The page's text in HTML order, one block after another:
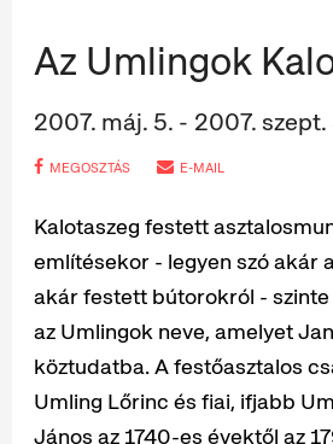
Az Umlingok
2007. máj. 5. - 2007. szept.
MEGOSZTÁS E-MAIL
Kalotaszeg festett
említésekor - legyen szó akár
akár festett bútorokról -
az Umlingok neve, amelyet
köztudatba. A festőasztalos
Umling Lőrinc és fiai, ifjabb
János az 1740-es évektől az